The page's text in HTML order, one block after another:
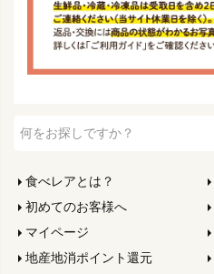
食べレアとは？
初めてのお客様へ
マイページ
地産地消ポイント還元